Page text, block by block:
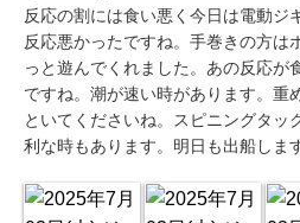
反応の割には食い悪く今日は電動ジ
反応悪かったですね。手巻きの方は
っと遊んでくれました。あの反応が
ですね。潮が速い時があります。重
といてくださいね。スピニングタッ
利な時もあります。明日も出船しま